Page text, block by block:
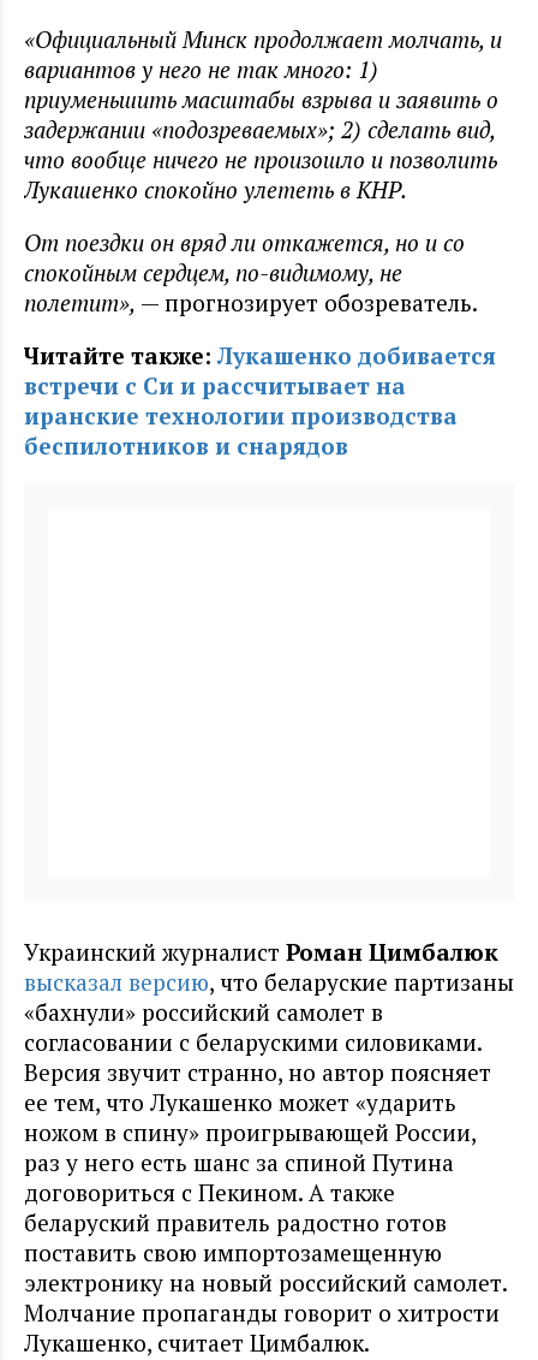
«Официальный Минск продолжает молчать, и
вариантов у него не так много: 1)
приуменьшить масштабы взрыва и заявить о
задержании «подозреваемых»; 2) сделать вид,
что вообще ничего не произошло и позволить
Лукашенко спокойно улететь в КНР.
От поездки он вряд ли откажется, но и со
спокойным сердцем, по-видимому, не
полетит», — прогнозирует обозреватель.
Читайте также:Лукашенко добивается
встречи с Си и рассчитывает на
иранские технологии производства
беспилотников и снарядов
Украинский журналист Роман Цимбалюк
высказал версию, что беларуские партизаны
«бахнули» российский самолет в
согласовании с беларускими силовиками.
Версия звучит странно, но автор поясняет
ее тем, что Лукашенко может «ударить
ножом в спину» проигрывающей России,
раз у него есть шанс за спиной Путина
договориться с Пекином. А также
беларуский правитель радостно готов
поставить свою импортозамещенную
электронику на новый российский самолет.
Молчание пропаганды говорит о хитрости
Лукашенко, считает Цимбалюк.